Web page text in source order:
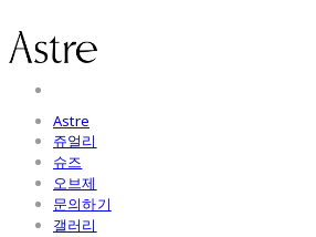
Astre
쥬얼리
슈즈
오브제
문의하기
갤러리